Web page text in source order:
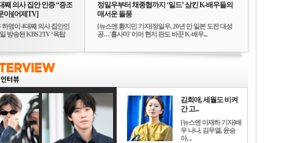
째 의사 집안 인증 “증조
아)[어제TV]
영이 4대째 의사 집안인
방송된 KBS 2TV ‘옥탑
정일우부터 채종협까지 ‘일드’ 삼킨 K-배우들의
매서운 돌풍
[뉴스엔 황지민 기자]정일우, 20년 만 일본 도전 대성
공…'횹사마' 이어 현지 판도 바꾼 K-배우...
김희애, 세월도 비켜
간 고...
[뉴스엔 이재하 기자]배
우 나나, 김무열, 윤승
아, ..